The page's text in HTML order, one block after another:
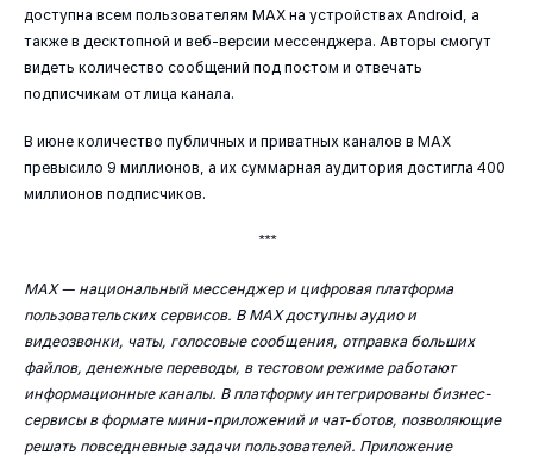
доступна всем пользователям МАХ на устройствах Android, а
также в десктопной и веб-версии мессенджера. Авторы смогут
видеть количество сообщений под постом и отвечать
подписчикам от лица канала.
В июне количество публичных и приватных каналов в MAX
превысило 9 миллионов, а их суммарная аудитория достигла 400
миллионов подписчиков.
***
MAX — национальный мессенджер и цифровая платформа
пользовательских сервисов. В MAX доступны аудио и
видеозвонки, чаты, голосовые сообщения, отправка больших
файлов, денежные переводы, в тестовом режиме работают
информационные каналы. В платформу интегрированы бизнес-
сервисы в формате мини-приложений и чат-ботов, позволяющие
решать повседневные задачи пользователей. Приложение